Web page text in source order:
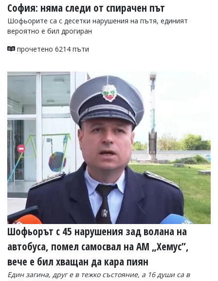
София: няма следи от спирачен път
Шофьорите са с десетки нарушения на пътя, единият
вероятно е бил дрогиран
прочетено 6214 пъти
Шофьорът с 45 нарушения зад волана на
автобуса, помел самосвал на АМ „Хемус”,
вече е бил хващан да кара пиян
Един загина, друг е в тежко състояние, а 16 души са в